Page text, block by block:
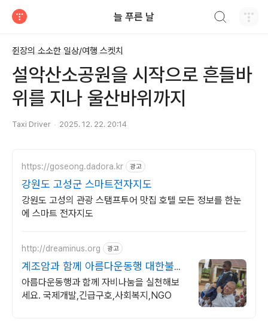
늘 푸른 날
쥔장의 소소한 일상/여행 스켓치
설악산소공원을 시작으로 흔들바
위를 지나 울산바위까지
Taxi Driver 2025. 12. 22. 20:14
https://goseong.dadora.kr 광고
강원도 고성군 스마트전자지도
강원도 고성의 관광 스탬프투어 맛집 호텔 모든 정보를 한눈
에 스마트 전자지도
http://dreaminus.org 광고
계조암과 함께 아름다운동행 대한불교
조계종 설립 모금기관
아름다운동행과 함께 자비나눔을 실천해보
세요. 국제개발,긴급구호,사회복지,NGO